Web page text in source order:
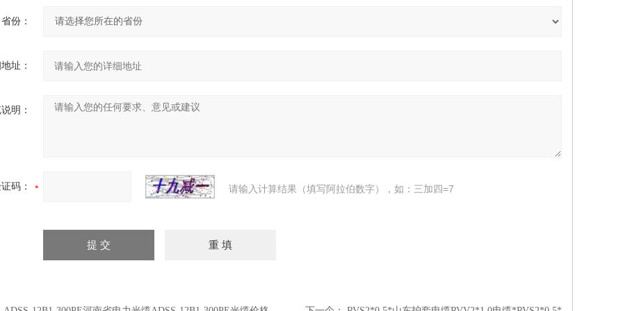
省份：
址：
明：
码： 请输入计算结果（填写阿拉伯数字），如：三加四=7